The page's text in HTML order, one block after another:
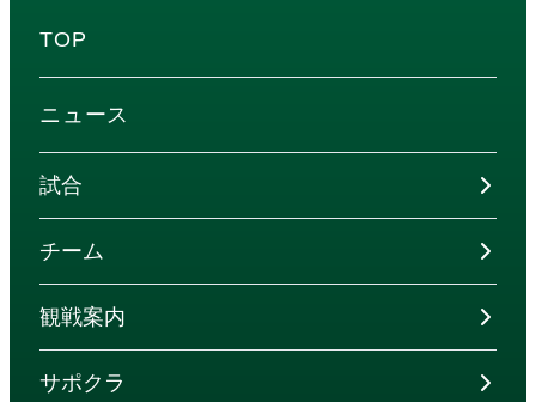
TOP
ニュース
試合
チーム
観戦案内
サポクラ